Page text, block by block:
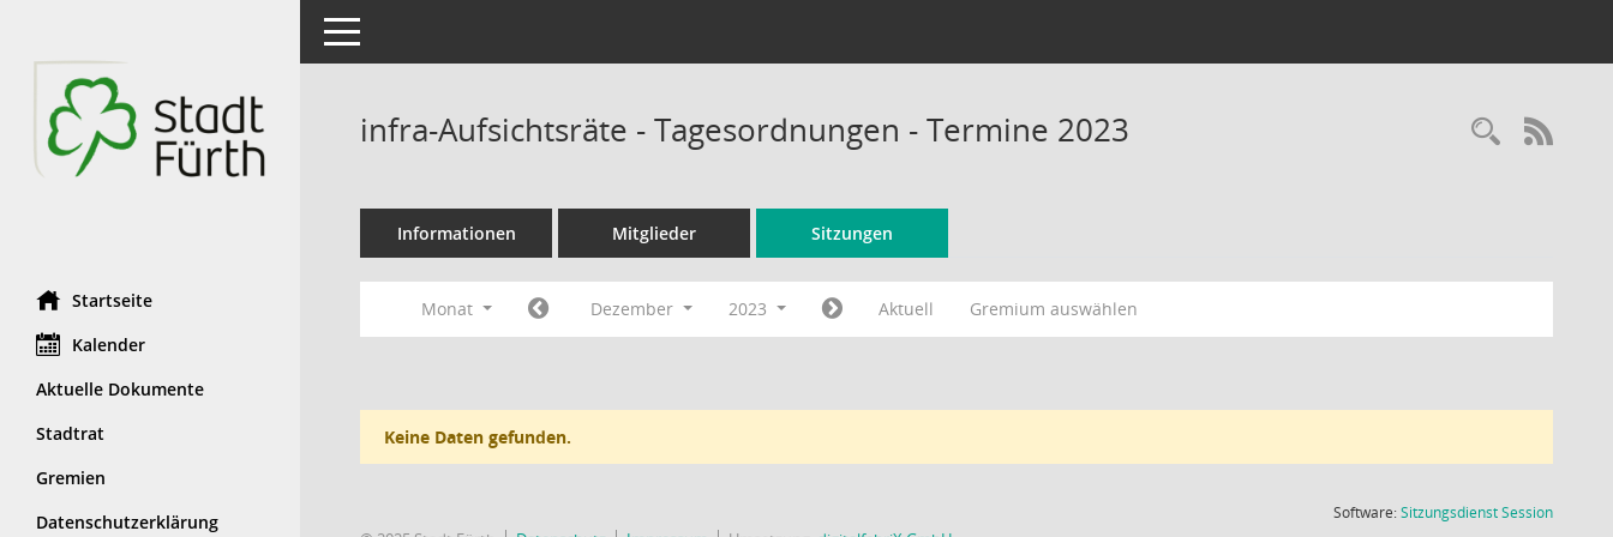
Startseite
Kalender
Aktuelle Dokumente
Stadtrat
Gremien
Datenschutzerklärung
Toggle navigation
infra-Aufsichtsräte - Tagesordnungen - Termine 2023
Informationen Mitglieder Sitzungen
Monat Dezember 2023 Aktuell Gremium auswählen
Keine Daten gefunden.
Software:SitzungsdienstSession(Wird in